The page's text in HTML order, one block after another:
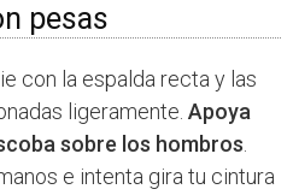
pesas
con la espalda recta y las
ligeramente. Apoya
sobre los hombros
e intenta gira tu cintura